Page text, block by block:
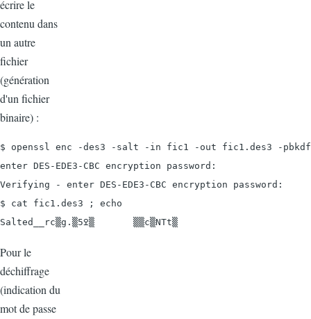
écrire le
contenu dans
un autre
fichier
(génération
d'un fichier
binaire) :
$ openssl enc -des3 -salt -in fic1 -out fic1.des3 -
enter DES-EDE3-CBC encryption password:
Verifying - enter DES-EDE3-CBC encryption password:
$ cat fic1.des3 ; echo
Salted__rc▒g.▒5ߐ▒       ▒▒c▒NTt▒
Pour le
déchiffrage
(indication du
mot de passe